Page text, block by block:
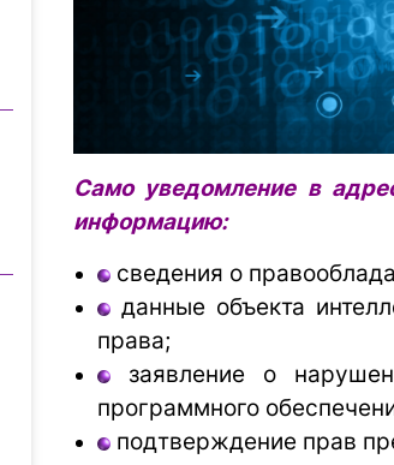
Само уведомление в
информацию:
сведения о
данные объекта
права;
заявление о
программного
подтверждение прав